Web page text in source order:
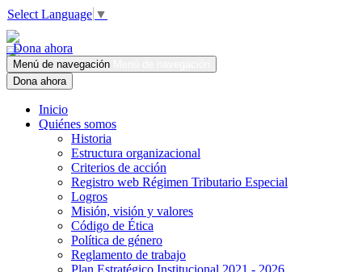
Select Language ▼
Dona ahora
Menú de navegación
Dona ahora
Inicio
Quiénes somos
Historia
Estructura organizacional
Criterios de acción
Registro web Régimen Tributario Especial
Logros
Misión, visión y valores
Código de Ética
Política de género
Reglamento de trabajo